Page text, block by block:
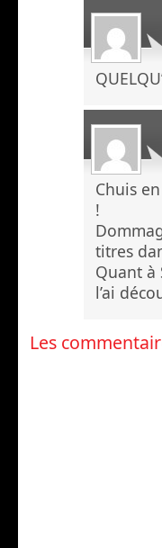
Chuis
!
titres
Quant à
l’ai
Les